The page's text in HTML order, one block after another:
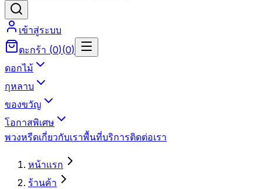
เข้าสู่ระบบ
ตะกร้า (0)(0)
ดอกไม้
กุหลาบ
ของขวัญ
โอกาสพิเศษ
พวงหรีดเกี่ยวกับเราพื้นที่บริการติดต่อเรา
หน้าแรก
ร้านค้า